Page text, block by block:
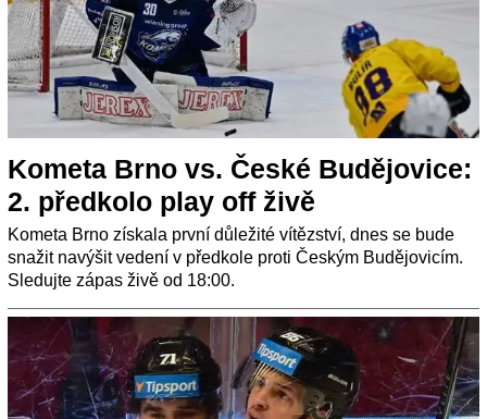
Kometa Brno vs. České Budějovice:
2. předkolo play off živě
Kometa Brno získala první důležité vítězství, dnes se bude
snažit navýšit vedení v předkole proti Českým Budějovicím.
Sledujte zápas živě od 18:00.